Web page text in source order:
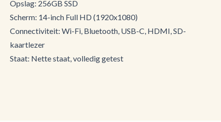
Opslag: 256GB SSD
Scherm: 14-inch Full HD (1920x1080)
Connectiviteit: Wi-Fi, Bluetooth, USB-C, HDMI, SD-
kaartlezer
Staat: Nette staat, volledig getest